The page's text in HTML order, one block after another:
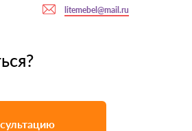
litemebel@mail.ru